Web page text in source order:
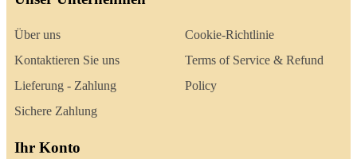
Über uns
Kontaktieren Sie uns
Lieferung - Zahlung
Sichere Zahlung
Cookie-Richtlinie
Terms of Service & Refund
Policy
Ihr Konto